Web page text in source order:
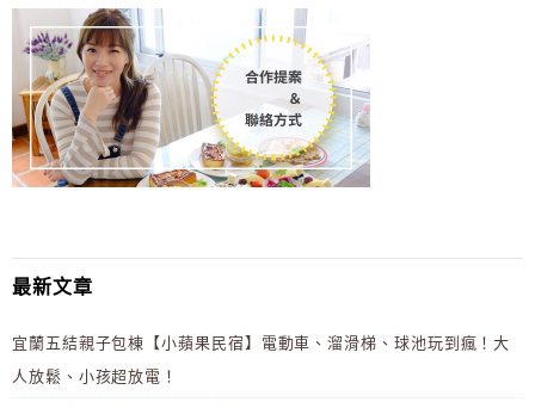
最新文章
宜蘭五結親子包棟【小蘋果民宿】電動車、溜滑梯、球池玩到瘋！大
人放鬆、小孩超放電！